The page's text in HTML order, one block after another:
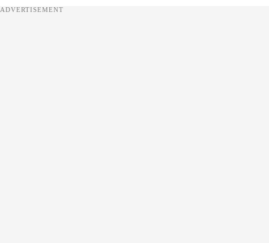
ADVERTISEMENT